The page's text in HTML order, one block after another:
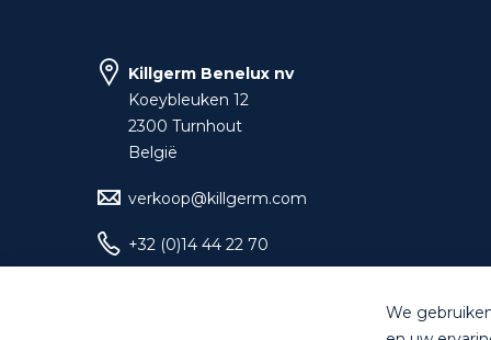
Killgerm Benelux nv
Koeybleuken 12
2300 Turnhout
België
verkoop@killgerm.com
+32 (0)14 44 22 70
We